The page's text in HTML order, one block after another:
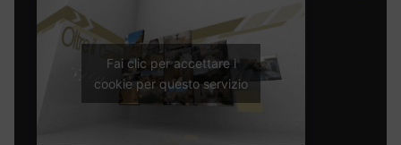
Fai clic per accettare i
cookie per questo servizio